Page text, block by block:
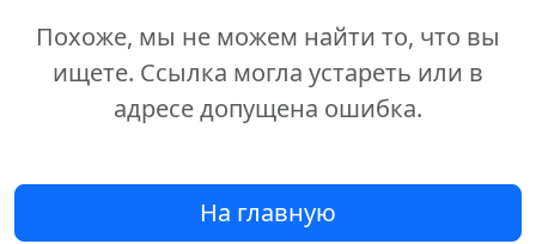
Похоже, мы не можем найти то, что вы
ищете. Ссылка могла устареть или в
адресе допущена ошибка.
На главную